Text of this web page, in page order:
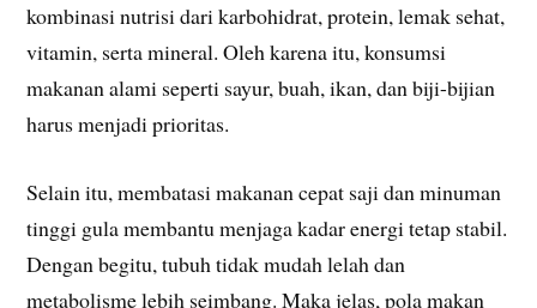
kombinasi nutrisi dari karbohidrat, protein, lemak sehat,
vitamin, serta mineral. Oleh karena itu, konsumsi
makanan alami seperti sayur, buah, ikan, dan biji-bijian
harus menjadi prioritas.
Selain itu, membatasi makanan cepat saji dan minuman
tinggi gula membantu menjaga kadar energi tetap stabil.
Dengan begitu, tubuh tidak mudah lelah dan
metabolisme lebih seimbang. Maka jelas, pola makan